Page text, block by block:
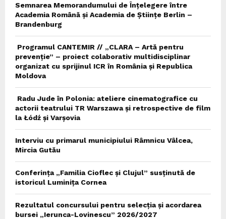
Semnarea Memorandumului de Înțelegere între
Academia Română și Academia de Științe Berlin –
Brandenburg
Programul CANTEMIR // „CLARA – Artă pentru
prevenție” – proiect colaborativ multidisciplinar
organizat cu sprijinul ICR în România și Republica
Moldova
Radu Jude în Polonia: ateliere cinematografice cu
actorii teatrului TR Warszawa și retrospective de film
la Łódź și Varșovia
Interviu cu primarul municipiului Râmnicu Vâlcea,
Mircia Gutău
Conferința „Familia Cioflec și Clujul” susținută de
istoricul Luminița Cornea
Rezultatul concursului pentru selecția și acordarea
bursei „Ierunca-Lovinescu” 2026/2027